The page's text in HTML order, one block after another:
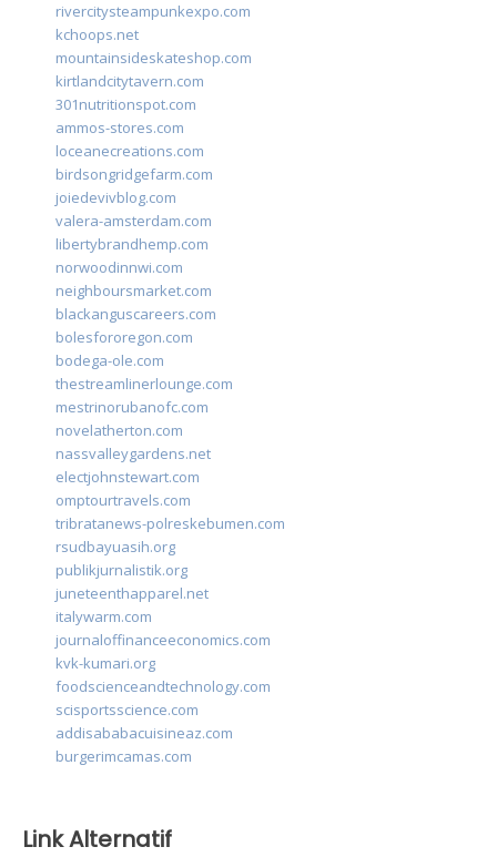
rivercitysteampunkexpo.com
kchoops.net
mountainsideskateshop.com
kirtlandcitytavern.com
301nutritionspot.com
ammos-stores.com
loceanecreations.com
birdsongridgefarm.com
joiedevivblog.com
valera-amsterdam.com
libertybrandhemp.com
norwoodinnwi.com
neighboursmarket.com
blackanguscareers.com
bolesfororegon.com
bodega-ole.com
thestreamlinerlounge.com
mestrinorubanofc.com
novelatherton.com
nassvalleygardens.net
electjohnstewart.com
omptourtravels.com
tribratanews-polreskebumen.com
rsudbayuasih.org
publikjurnalistik.org
juneteenthapparel.net
italywarm.com
journaloffinanceeconomics.com
kvk-kumari.org
foodscienceandtechnology.com
scisportsscience.com
addisababacuisineaz.com
burgerimcamas.com
Link Alternatif